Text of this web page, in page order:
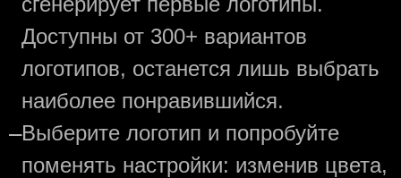
Доступны от 300+ вариантов
логотипов, останется лишь выбрать
наиболее понравившийся.
—Выберите логотип и попробуйте
поменять настройки: изменив цвета,